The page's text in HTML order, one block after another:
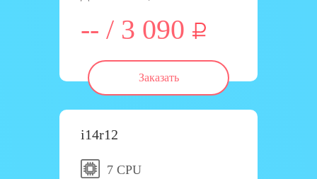
-- / 3 090
Заказать
i14r12
7 CPU